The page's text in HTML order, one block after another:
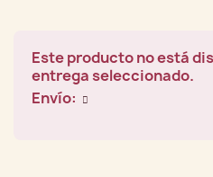
Este producto no está
entrega seleccionado.
Envío: